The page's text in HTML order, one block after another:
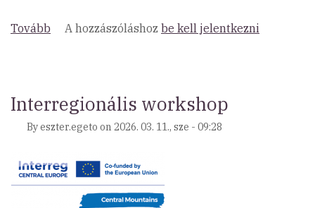
Tovább (Alpoktól
A hozzászóláshoz be kell jelentkezni
Interregionális workshop
Byeszter.egeto on 2026. 03. 11., sze - 09:28